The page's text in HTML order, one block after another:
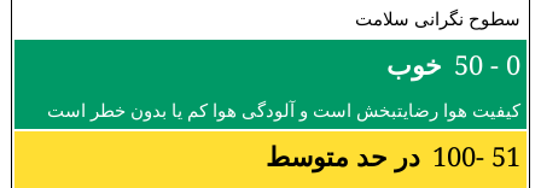
سطوح نگرانی سلامت
0 - 50 خوب
کیفیت هوا رضایتبخش است و آلودگی هوا کم یا بدون خطر است
51 -100 در حد متوسط